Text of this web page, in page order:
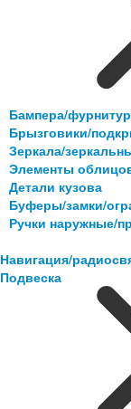
Бампера/
Брызговики/
Зеркала/
Элементы
Детали кузова
Буферы/замки/
Ручки наружные/
Навигация/
Подвеска